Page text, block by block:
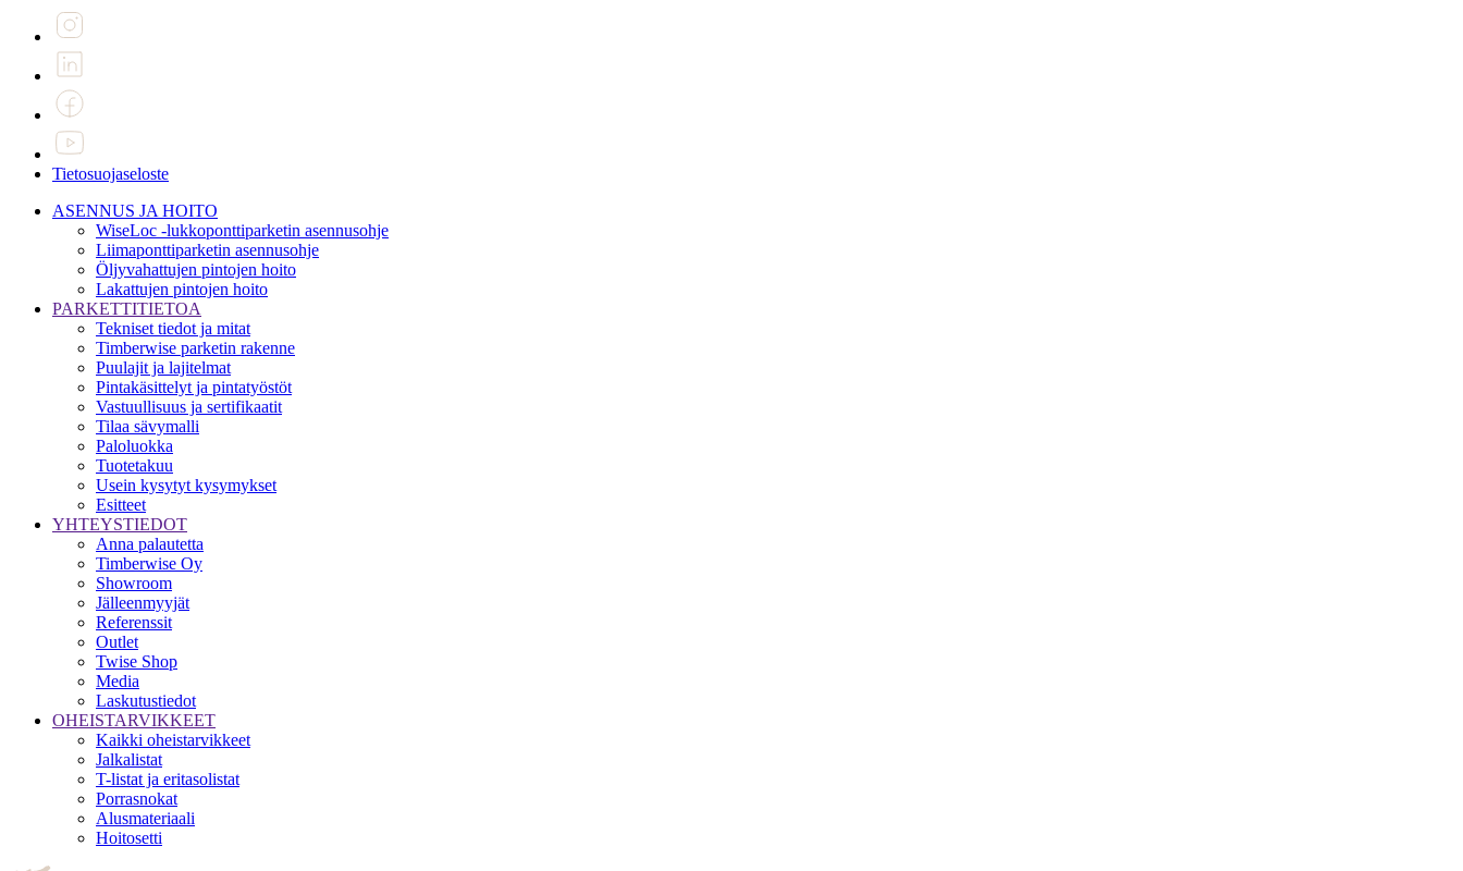
Tietosuojaseloste
ASENNUS JA HOITO
WiseLoc -lukkoponttiparketin asennusohje
Liimaponttiparketin asennusohje
Öljyvahattujen pintojen hoito
Lakattujen pintojen hoito
PARKETTITIETOA
Tekniset tiedot ja mitat
Timberwise parketin rakenne
Puulajit ja lajitelmat
Pintakäsittelyt ja pintatyöstöt
Vastuullisuus ja sertifikaatit
Tilaa sävymalli
Paloluokka
Tuotetakuu
Usein kysytyt kysymykset
Esitteet
YHTEYSTIEDOT
Anna palautetta
Timberwise Oy
Showroom
Jälleenmyyjät
Referenssit
Outlet
Twise Shop
Media
Laskutustiedot
OHEISTARVIKKEET
Kaikki oheistarvikkeet
Jalkalistat
T-listat ja eritasolistat
Porrasnokat
Alusmateriaali
Hoitosetti